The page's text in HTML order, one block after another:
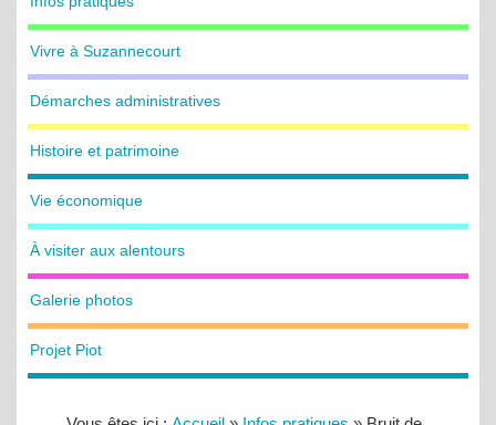
Vivre à Suzannecourt
Démarches administratives
Histoire et patrimoine
Vie économique
À visiter aux alentours
Galerie photos
Projet Piot